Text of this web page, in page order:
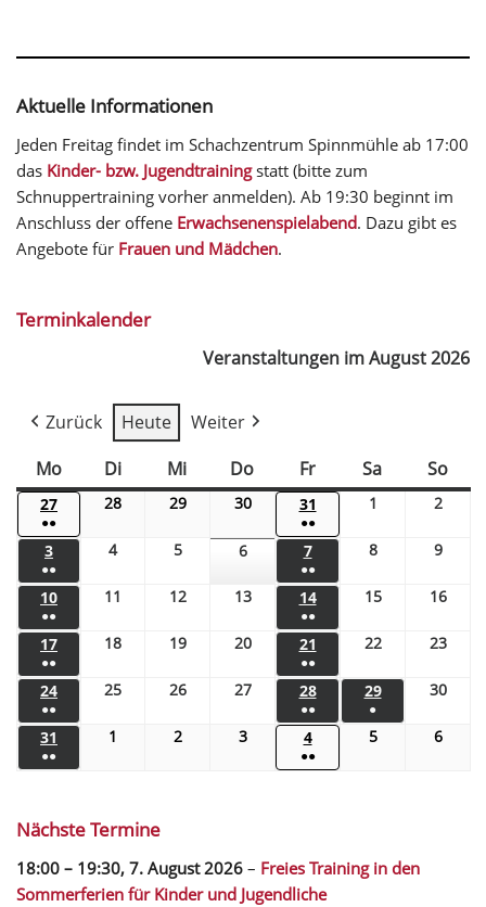
Aktuelle Informationen
Jeden Freitag findet im Schachzentrum Spinnmühle ab 17:00
das Kinder- bzw. Jugendtrainingstatt (bitte zum
Schnuppertraining vorher anmelden). Ab 19:30 beginnt im
Anschluss der offene Erwachsenenspielabend. Dazu gibt es
Angebote für Frauen und Mädchen.
Terminkalender
Veranstaltungen im August 2026
Zurück Heute
Weiter
Mo
Di Mi Do Fr Sa So
27
●●
28 29 30 31
●●
1 2
3
●●
4 5 6 7
●●
8 9
10
●●
11 12 13 14
●●
15 16
17
●●
18 19 20 21
●●
22 23
24
●●
25 26 27 28
●●
29
●
30
31
●●
1 2 3 4
●●
5 6
Nächste Termine
18:00 – 19:30, 7. August 2026 – Freies Training in den
Sommerferien für Kinder und Jugendliche